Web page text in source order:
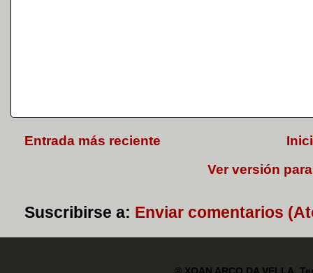
Entrada más reciente
Ver versión
Suscribirse a: Enviar comentarios